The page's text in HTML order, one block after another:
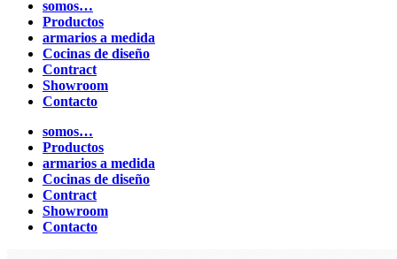
somos…
Productos
armarios a medida
Cocinas de diseño
Contract
Showroom
Contacto
somos…
Productos
armarios a medida
Cocinas de diseño
Contract
Showroom
Contacto